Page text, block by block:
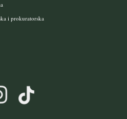
i prokuratorska